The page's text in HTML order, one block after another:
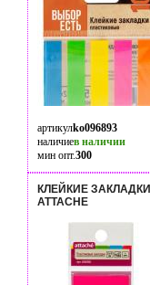
артикулko096893
наличиев наличии
мин опт.300
КЛЕЙКИЕ
ATTACHE